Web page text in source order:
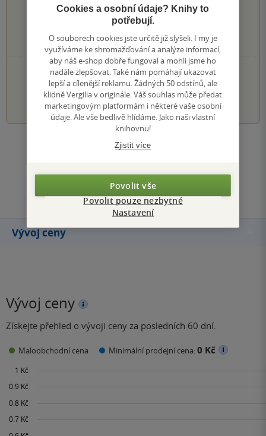
0×
4 hvězdičky
0×
3 hvězdičky
0×
1 hvezdička
PŘIDEJTE SVÉ HODNOCENÍ KNIHY
1 2 3 4 5
Zobrazit všechna hodnocení
Přidat hodnocení
Vývoj ceny
Vývoj ceny
Získejte přehled o vývoji ceny za posledních 60 dní.
Maloobchodní cena Minimální prodejní cena:0 Kč
Cookies a osobní údaje? Knihy to
potřebují.
O souborech cookies jste určitě již slyšeli. I my je
využíváme ke shromažďování a analýze informací,
aby náš e-shop dobře fungoval a mohli jsme ho
nadále zlepšovat. Také nám pomáhají ukazovat
lepší a cílenější reklamu. Žádných 50 odstínů, ale
klidně Vergilia v originále. Váš souhlas může předat
marketingovým platformám i některé vaše osobní
údaje. Ale vše bedlivě hlídáme. Jako naši vlastní
knihovnu!
Zjistit více
Povolit vše
Povolit pouze nezbytné
Nastavení